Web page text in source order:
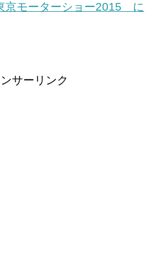
モーターショー2015 に
サーリンク